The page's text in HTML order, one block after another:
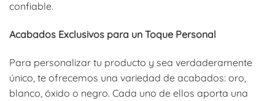
confiable.
Acabados Exclusivos para un Toque Personal
Para personalizar tu producto y sea verdaderamente
único, te ofrecemos una variedad de acabados: oro,
blanco, óxido o negro. Cada uno de ellos aporta una